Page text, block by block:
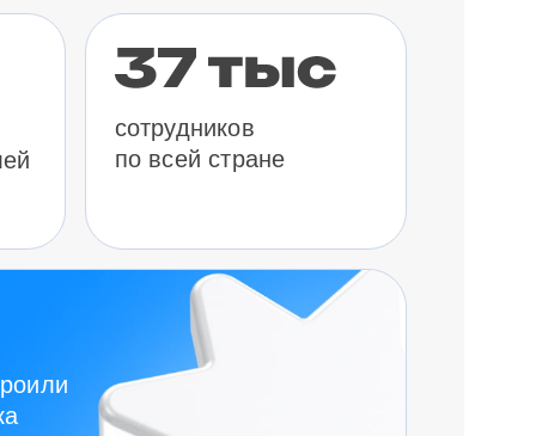
сотрудников
по всей стране